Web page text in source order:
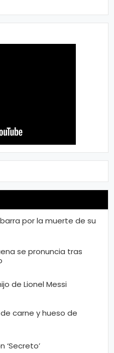
por la muerte de su
se pronuncia tras
de Lionel Messi
carne y hueso de
y Karol G con ‘Secreto’